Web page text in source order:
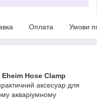
Оплата Умови
Eheim Hose Clamp
аксесуар для
акваріумному